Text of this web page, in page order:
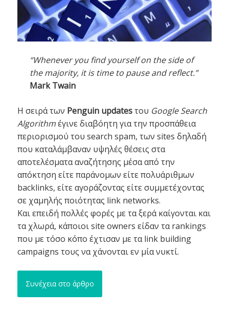
“Whenever you find yourself on the side of
the majority, it is time to pause and reflect.”
Mark Twain
Η σειρά των Penguin updatesτου Google Search
Algorithmέγινε διαβόητη για την προσπάθεια
περιορισμού του search spam, των sites δηλαδή
που καταλάμβαναν υψηλές θέσεις στα
αποτελέσματα αναζήτησης μέσα από την
απόκτηση είτε παράνομων είτε πολυάριθμων
backlinks, είτε αγοράζοντας είτε συμμετέχοντας
σε χαμηλής ποιότητας link networks.
Και επειδή πολλές φορές με τα ξερά καίγονται και
τα χλωρά, κάποιοι site owners είδαν τα rankings
που με τόσο κόπο έχτισαν με τα link building
campaigns τους να χάνονται εν μία νυκτί.
Συνέχεια στο άρθρο